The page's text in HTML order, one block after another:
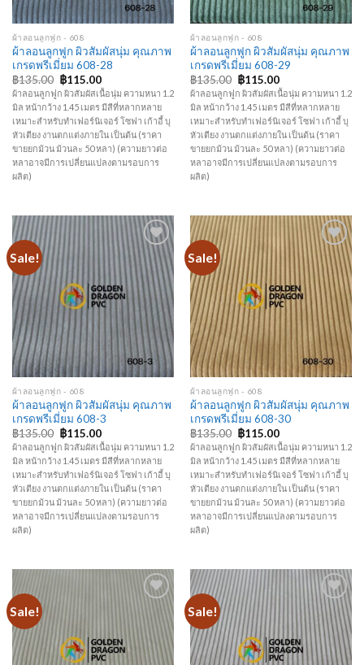
ผ้าลอนลูกฟูก - 608
ผ้าลอนลูกฟูก ผิวสัมผัสนุ่ม คุณภาพ
เกรดพรีเมี่ยม 608-28
฿135.00 ฿115.00
ผ้าลอนลูกฟูก ผิวสัมผัสเนื้อนุ่ม ความหนา 1.2
มิล หน้ากว้าง 1.45 เมตร มีสีที่หลากหลาย
เหมาะสำหรับทำเฟอร์นิเจอร์ โซฟา เก้าอี้ บุ
หัวเตียง งานตกแต่งภายใน เป็นต้น (ราคา
ขายยกม้วน ม้วนละ 50 หลา) (ความยาวต่อ
หลาอาจมีการเปลี่ยนแปลงตามรอบการ
ผลิต)
ผ้าลอนลูกฟูก - 608
ผ้าลอนลูกฟูก ผิวสัมผัสนุ่ม คุณภาพ
เกรดพรีเมี่ยม 608-29
฿135.00 ฿115.00
ผ้าลอนลูกฟูก ผิวสัมผัสเนื้อนุ่ม ความหนา 1.2
มิล หน้ากว้าง 1.45 เมตร มีสีที่หลากหลาย
เหมาะสำหรับทำเฟอร์นิเจอร์ โซฟา เก้าอี้ บุ
หัวเตียง งานตกแต่งภายใน เป็นต้น (ราคา
ขายยกม้วน ม้วนละ 50 หลา) (ความยาวต่อ
หลาอาจมีการเปลี่ยนแปลงตามรอบการ
ผลิต)
Sale!
Add to
Wishlist
ผ้าลอนลูกฟูก - 608
ผ้าลอนลูกฟูก ผิวสัมผัสนุ่ม คุณภาพ
เกรดพรีเมี่ยม 608-3
฿135.00 ฿115.00
ผ้าลอนลูกฟูก ผิวสัมผัสเนื้อนุ่ม ความหนา 1.2
มิล หน้ากว้าง 1.45 เมตร มีสีที่หลากหลาย
เหมาะสำหรับทำเฟอร์นิเจอร์ โซฟา เก้าอี้ บุ
หัวเตียง งานตกแต่งภายใน เป็นต้น (ราคา
ขายยกม้วน ม้วนละ 50 หลา) (ความยาวต่อ
หลาอาจมีการเปลี่ยนแปลงตามรอบการ
ผลิต)
Sale!
Add to
Wishlist
ผ้าลอนลูกฟูก - 608
ผ้าลอนลูกฟูก ผิวสัมผัสนุ่ม คุณภาพ
เกรดพรีเมี่ยม 608-30
฿135.00 ฿115.00
ผ้าลอนลูกฟูก ผิวสัมผัสเนื้อนุ่ม ความหนา 1.2
มิล หน้ากว้าง 1.45 เมตร มีสีที่หลากหลาย
เหมาะสำหรับทำเฟอร์นิเจอร์ โซฟา เก้าอี้ บุ
หัวเตียง งานตกแต่งภายใน เป็นต้น (ราคา
ขายยกม้วน ม้วนละ 50 หลา) (ความยาวต่อ
หลาอาจมีการเปลี่ยนแปลงตามรอบการ
ผลิต)
Sale!
Add to
Wishlist
Sale!
Add to
Wishlist